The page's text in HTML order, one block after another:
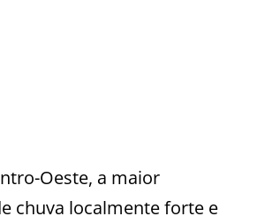
Oeste, a maior
chuva localmente forte e